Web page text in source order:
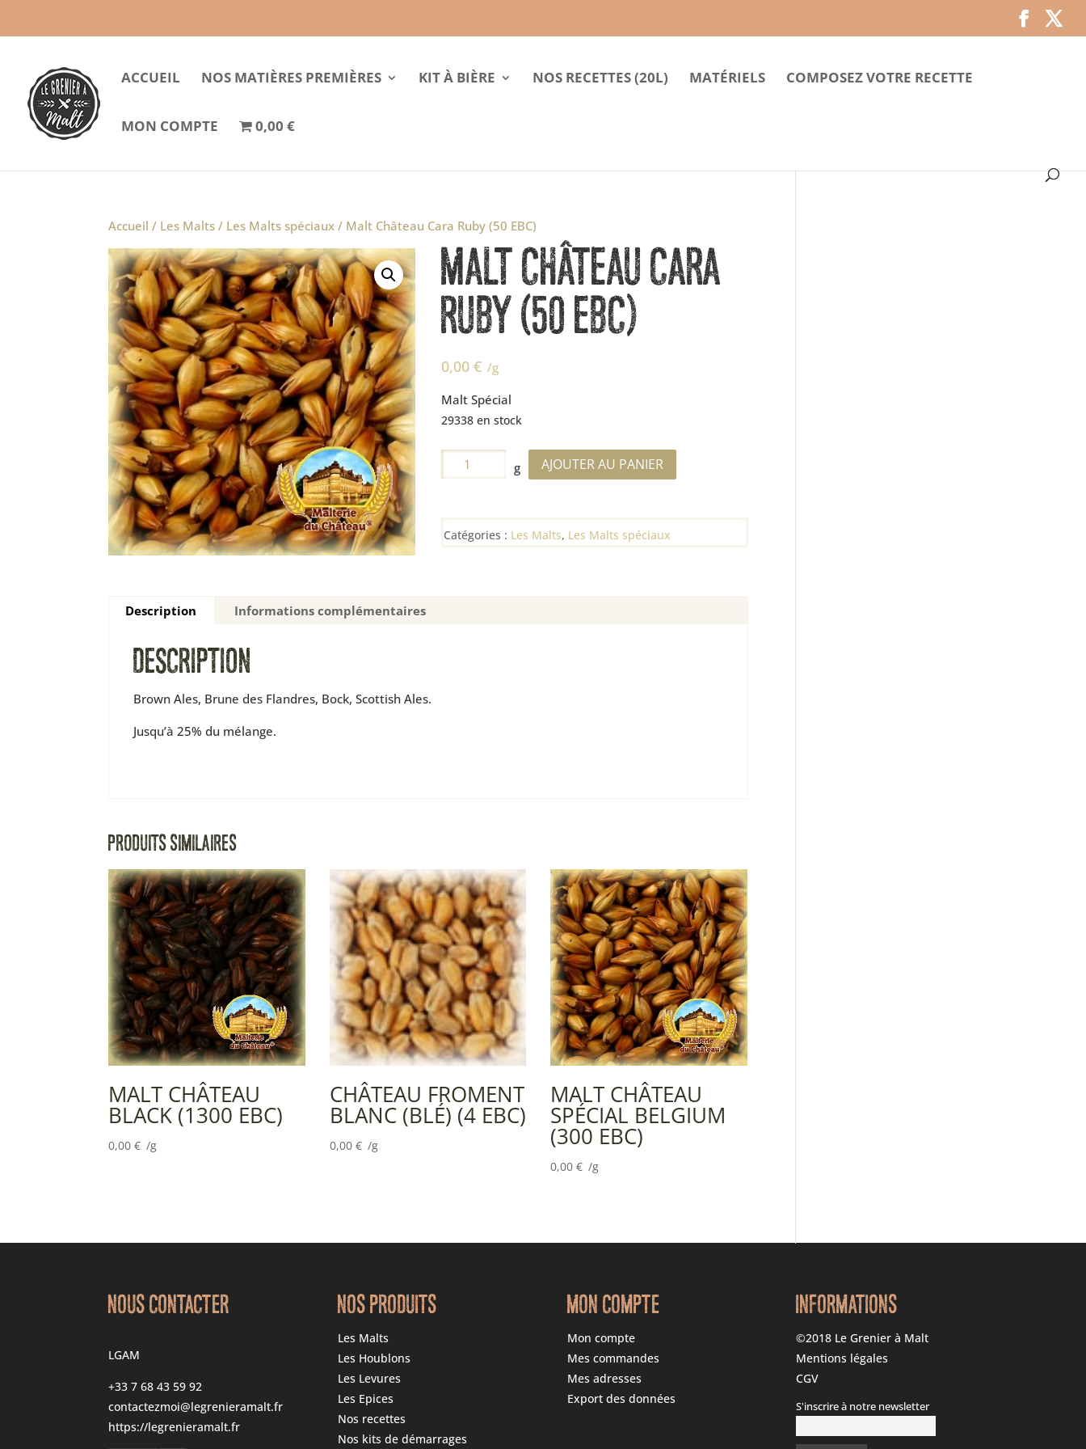
ACCUEIL NOS MATIÈRES PREMIÈRES KIT À BIÈRE NOS RECETTES (20L) MATÉRIELS COMPOSEZ VOTRE RECETTE
MON COMPTE 0,00 €
Accueil / Les Malts / Les Malts spéciaux / Malt Château Cara Ruby (50 EBC)
MALT CHÂTEAU CARA
RUBY (50 EBC)
0,00€ /g
Malt Spécial
29338 en stock
quantité
de
Cara
g AJOUTER AU PANIER
Catégories : Les Malts, Les Malts spéciaux
Description Informations complémentaires
DESCRIPTION
Brown Ales, Brune des Flandres, Bock, Scottish Ales.
Jusqu’à 25% du mélange.
PRODUITS SIMILAIRES
MALT CHÂTEAU
BLACK (1300 EBC)
0,00€ /g
CHÂTEAU FROMENT
BLANC (BLÉ) (4 EBC)
0,00 € /g
MALT CHÂTEAU
SPÉCIAL BELGIUM
(300 EBC)
0,00€ /g
NOUS CONTACTER
LGAM
+33 7 68 43 59 92
contactezmoi@legrenieramalt.fr
https://legrenieramalt.fr
NOS PRODUITS
Les Malts
Les Houblons
Les Levures
Les Epices
Nos recettes
Nos kits de démarrages
MON COMPTE
Mon compte
Mes commandes
Mes adresses
Export des données
INFORMATIONS
©2018 Le Grenier à Malt
Mentions légales
CGV
S'inscrire à notre newsletter